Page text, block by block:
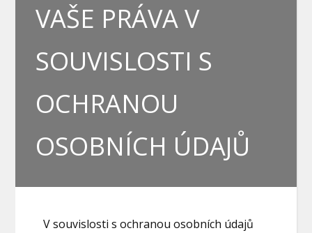
VAŠE PRÁVA V
SOUVISLOSTI S
OCHRANOU
OSOBNÍCH ÚDAJŮ
V souvislosti s ochranou osobních údajů